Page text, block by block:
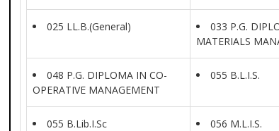
025 LL.B.(General)
033 P.G.
MATERIALS
048 P.G. DIPLOMA IN CO-
OPERATIVE MANAGEMENT
055 B.L.I.S.
055 B.Lib.I.Sc 056 M.L.I.S.